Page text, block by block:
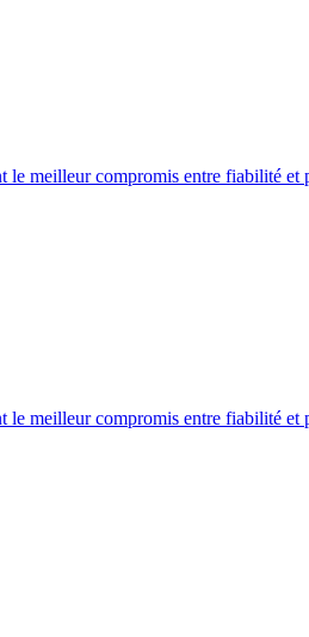
le meilleur compromis entre fiabilité et
le meilleur compromis entre fiabilité et